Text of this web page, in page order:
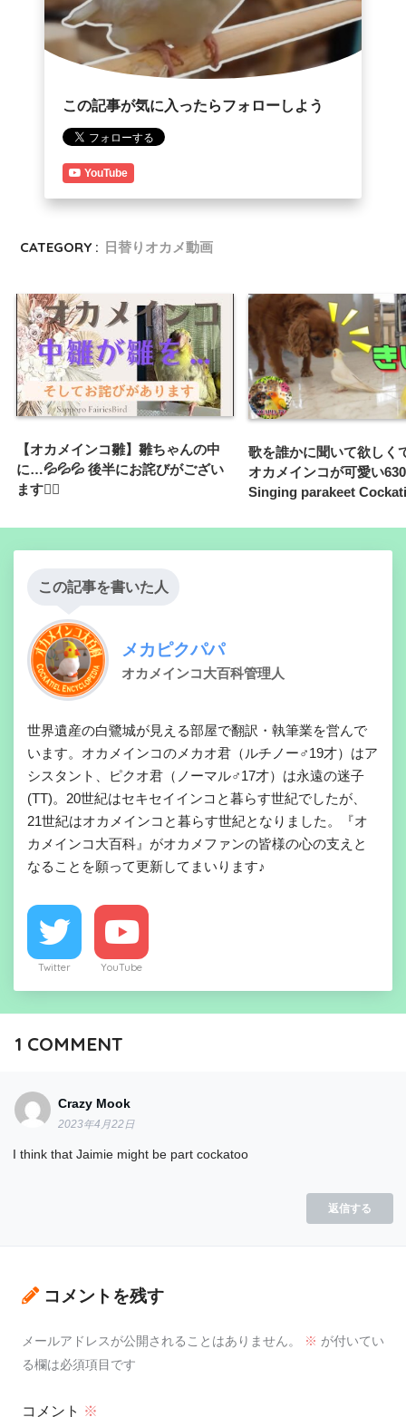
この記事が気に入ったらフォローしよう
YouTube
CATEGORY : 日替りオカメ動画
【オカメインコ雛】雛ちゃんの中
に…💦💦💦 後半にお詫びがござい
ます🙇‍♀️
歌を誰かに聞いて欲しく
オカメインコが可愛い
Singing parakeet
この記事を書いた人
メカピクパパ
オカメインコ大百科管理人
世界遺産の白鷺城が見える部屋で翻訳・執筆業を営んで
います。オカメインコのメカオ君（ルチノー♂19才）はア
シスタント、ピクオ君（ノーマル♂17才）は永遠の迷子
(TT)。20世紀はセキセイインコと暮らす世紀でしたが、
21世紀はオカメインコと暮らす世紀となりました。『オ
カメインコ大百科』がオカメファンの皆様の心の支えと
なることを願って更新してまいります♪
Twitter YouTube
1 COMMENT
Crazy Mook
2023年4月22日
I think that Jaimie might be part cockatoo
返信する
コメントを残す
メールアドレスが公開されることはありません。 ※ が付いてい
る欄は必須項目です
コメント ※